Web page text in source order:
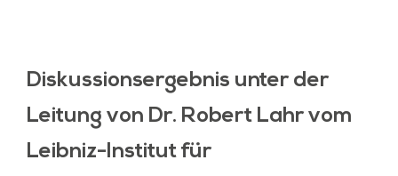
Diskussionsergebnis unter der
Leitung von Dr. Robert Lahr vom
Leibniz-Institut für